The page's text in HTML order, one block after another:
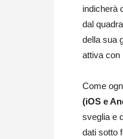
indicherà
dal
della sua
attiva con
Come
(iOS e
sveglia e
dati sotto